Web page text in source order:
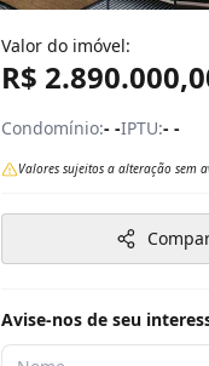
Valor do imóvel:
R$
Condomínio:- -IPTU:- -
Valores sujeitos a alteração sem
Avise-nos de seu